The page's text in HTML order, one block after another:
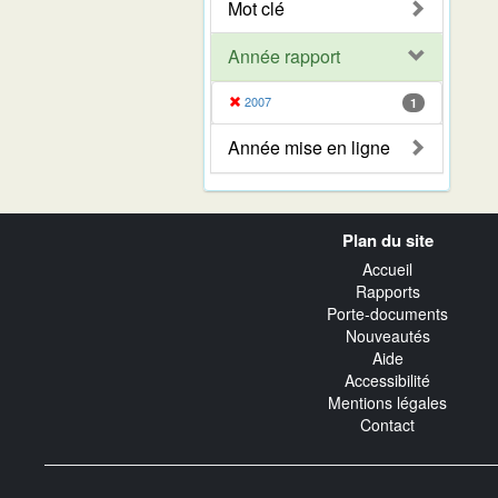
Mot clé
Année rapport
2007 1
Année mise en ligne
Plan du site
Accueil
Rapports
Porte-documents
Nouveautés
Aide
Accessibilité
Mentions légales
Contact